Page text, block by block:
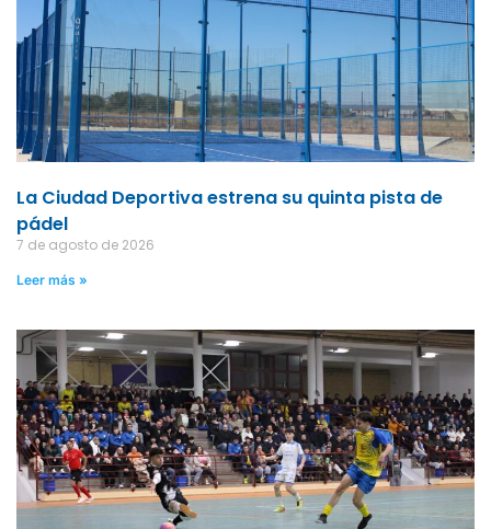
La Ciudad Deportiva estrena su quinta pista de
pádel
7 de agosto de 2026
Leer más »